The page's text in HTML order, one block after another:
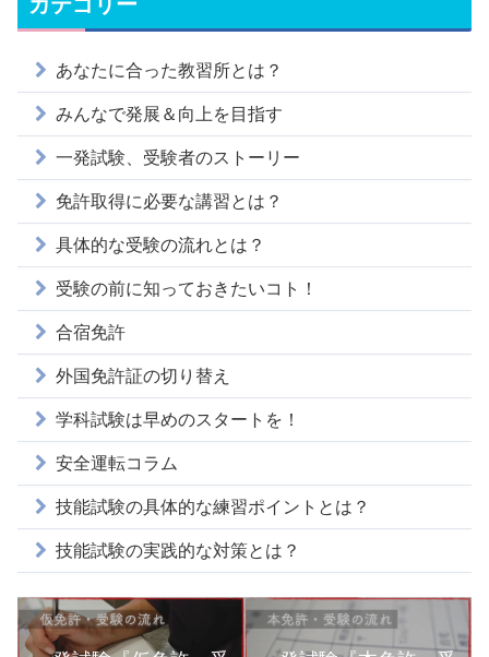
あなたに合った教習所とは？
みんなで発展＆向上を目指す
一発試験、受験者のストーリー
免許取得に必要な講習とは？
具体的な受験の流れとは？
受験の前に知っておきたいコト！
合宿免許
外国免許証の切り替え
学科試験は早めのスタートを！
安全運転コラム
技能試験の具体的な練習ポイントとは？
技能試験の実践的な対策とは？